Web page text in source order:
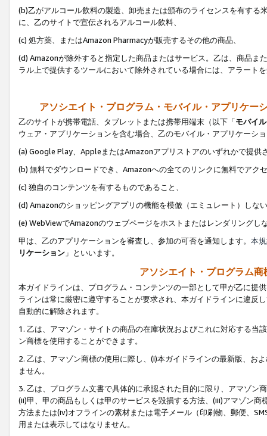
(b)乙がアルコール飲料の製造、卸売または頒布のライセンスを有す
に、乙のサイトで宣伝されるアルコール飲料、
(c) 処方薬、またはAmazon Pharmacyが販売するその他の商品、
(d) Amazonが除外すると指定した商品またはサービス。乙は、商品ま
ラル上で提供するツールにおいて除外されている場合には、アラート
アソシエイト・プログラム・モバイル・アプリケー
乙のサイトが携帯電話、タブレットまたは携帯用端末（以下「モバイ
ウェア・アプリケーションを含む場合、乙のモバイル・アプリケーシ
(a) Google Play、AppleまたはAmazonアプリストアのいずれかで提供
(b) 無料でダウンロードでき、Amazonへの全てのリンクに無料でアク
(c) 独自のコンテンツを有するものであること、
(d) Amazonのショッピングアプリの機能を模倣（エミュレート）しな
(e) WebViewでAmazonのウェブページをホストまたはレンダリングし
甲は、乙のアプリケーションを審査し、参加の可否を通知します。 本
リケーション 」といいます。
アソシエイト・プログラム
本ガイドラインは、プログラム・コンテンツの一部として甲が乙に提
ラインは常に厳密に遵守することが要求され、本ガイドラインに違反
自動的に解除されます。
1. 乙は、アマゾン・サイトの商品の在庫状況およびこれに対応する
ン商標を使用することができます。
2. 乙は、アマゾン商標の使用に際し、(i)本ガイドラインの最新版、お
ません。
3. 乙は、プログラム文書で具体的に承認された目的に限り、アマゾン
(ii)甲、甲の商品もしくは甲のサービスを毀損する方法、(iii)アマゾン
方法または(iv)オフラインの素材または電子メール（印刷物、郵便、
用または表示してはなりません。